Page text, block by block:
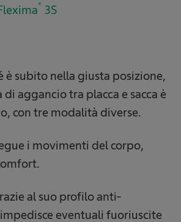
® 3S
è subito nella giusta posizione,
aggancio tra placca e sacca è
con tre modalità diverse.
i movimenti del corpo,
al suo profilo anti-
eventuali fuoriuscite